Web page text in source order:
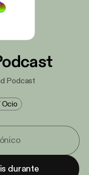
Podcast
Ocio
durante